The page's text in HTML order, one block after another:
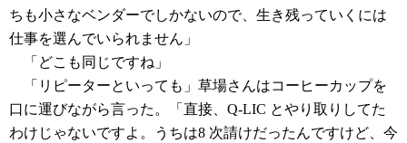
ちも小さなベンダーでしかないので、生き残っていくには
仕事を選んでいられません」
「どこも同じですね」
「リピーターといっても」草場さんはコーヒーカップを
口に運びながら言った。「直接、Q-LIC とやり取りしてた
わけじゃないですよ。うちは8 次請けだったんですけど、今